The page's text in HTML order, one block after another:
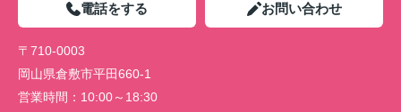
電話をする お問い合わせ
〒710-0003
岡山県倉敷市平田660-1
営業時間： 10:00～18:30